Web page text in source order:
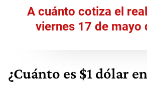
A cuánto cotiza el
viernes 17 de mayo
¿Cuánto es $1 dólar